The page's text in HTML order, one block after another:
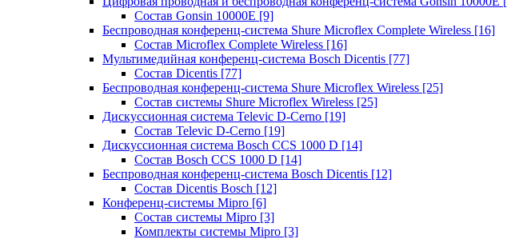
Состав Gonsin 10000E [9]
Беспроводная конференц-система Shure Microflex Complete Wireless [16]
Состав Microflex Complete Wireless [16]
Мультимедийная конференц-система Bosch Dicentis [77]
Состав Dicentis [77]
Беспроводная конференц-система Shure Microflex Wireless [25]
Состав системы Shure Microflex Wireless [25]
Дискуссионная система Televic D-Cerno [19]
Состав Televic D-Cerno [19]
Дискуссионная система Bosch CCS 1000 D [14]
Состав Bosch CCS 1000 D [14]
Беспроводная конференц-система Bosch Dicentis [12]
Состав Dicentis Bosch [12]
Конференц-системы Mipro [6]
Состав системы Mipro [3]
Комплекты системы Mipro [3]